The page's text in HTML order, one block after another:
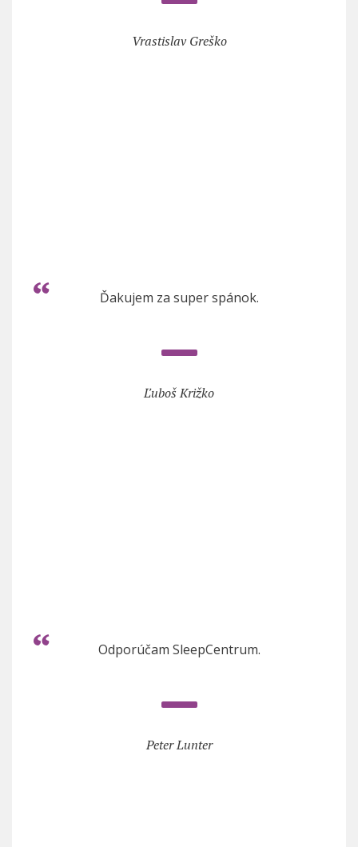
Vrastislav Greško
Ďakujem za super spánok.
Ľuboš Križko
Odporúčam SleepCentrum.
Peter Lunter